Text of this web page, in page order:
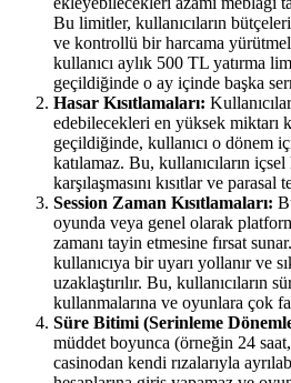
Bu limitler, kullanıcıların
ve kontrollü bir harcama
kullanıcı aylık 500 TL yatırma
geçildiğinde o ay içinde başka
Hasar Kısıtlamaları:
edebilecekleri en yüksek miktarı
geçildiğinde, kullanıcı o dönem
katılamaz. Bu, kullanıcıların
karşılaşmasını kısıtlar ve
Session Zaman Kısıtlamaları:
oyunda veya genel olarak
zamanı tayin etmesine fırsat
kullanıcıya bir uyarı yollanır ve
uzaklaştırılır. Bu, kullanıcıların
kullanmalarına ve oyunlara çok
Süre Bitimi (Serinleme
müddet boyunca (örneğin 24
casinodan kendi rızalarıyla